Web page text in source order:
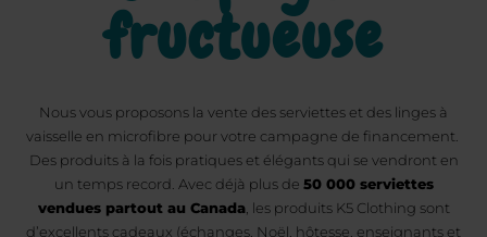
fructueuse
Nous vous proposons la vente des serviettes et des linges à
vaisselle en microfibre pour votre campagne de financement.
Des produits à la fois pratiques et élégants qui se vendront en
un temps record. Avec déjà plus de 50 000 serviettes
vendues partout au Canada, les produits K5 Clothing sont
d’excellents cadeaux (échanges, Noël, hôtesse, enseignants et